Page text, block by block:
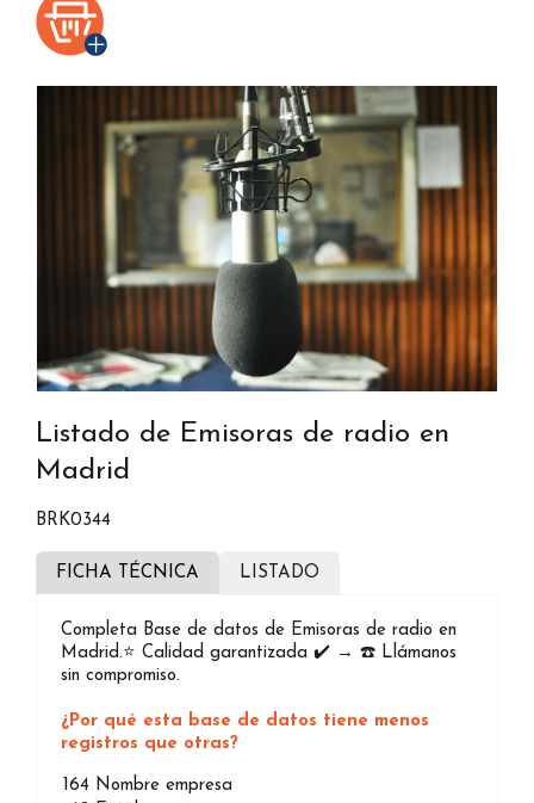
Listado de Emisoras de radio en
Madrid
BRK0344
FICHA TÉCNICA LISTADO
Completa Base de datos de Emisoras de radio en
Madrid.⭐️ Calidad garantizada ✔️ → ☎️ Llámanos
sin compromiso.
¿Por qué esta base de datos tiene menos
registros que otras?
164 Nombre empresa